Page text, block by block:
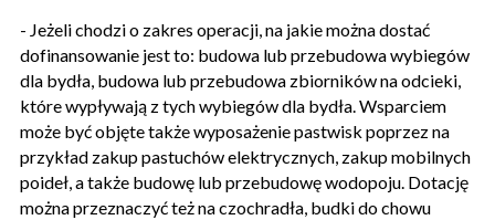
- Jeżeli chodzi o zakres operacji, na jakie można dostać
dofinansowanie jest to: budowa lub przebudowa wybiegów
dla bydła, budowa lub przebudowa zbiorników na odcieki,
które wypływają z tych wybiegów dla bydła. Wsparciem
może być objęte także wyposażenie pastwisk poprzez na
przykład zakup pastuchów elektrycznych, zakup mobilnych
poideł, a także budowę lub przebudowę wodopoju. Dotację
można przeznaczyć też na czochradła, budki do chowu